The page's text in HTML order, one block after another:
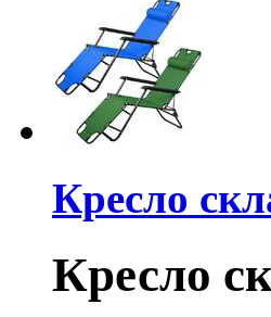
Кресло
Кресло